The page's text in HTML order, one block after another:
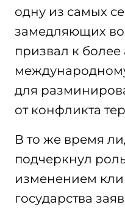
одну из самых
замедляющих
призвал к
для
от конфликта
В то же время
подчеркнул
изменением
государства